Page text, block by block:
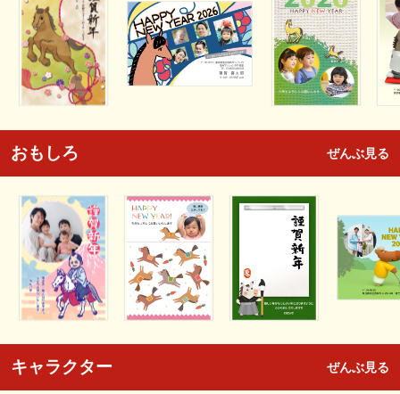
おもしろ ぜんぶ見る
キャラクター ぜんぶ見る